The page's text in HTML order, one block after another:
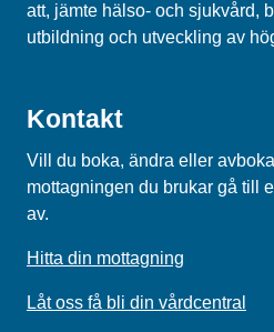
att, jämte hälso- och sjukvård,
utbildning och utveckling av
Kontakt
Vill du boka, ändra eller
mottagningen du brukar gå till
av.
Hitta din mottagning
Låt oss få bli din vårdcentral